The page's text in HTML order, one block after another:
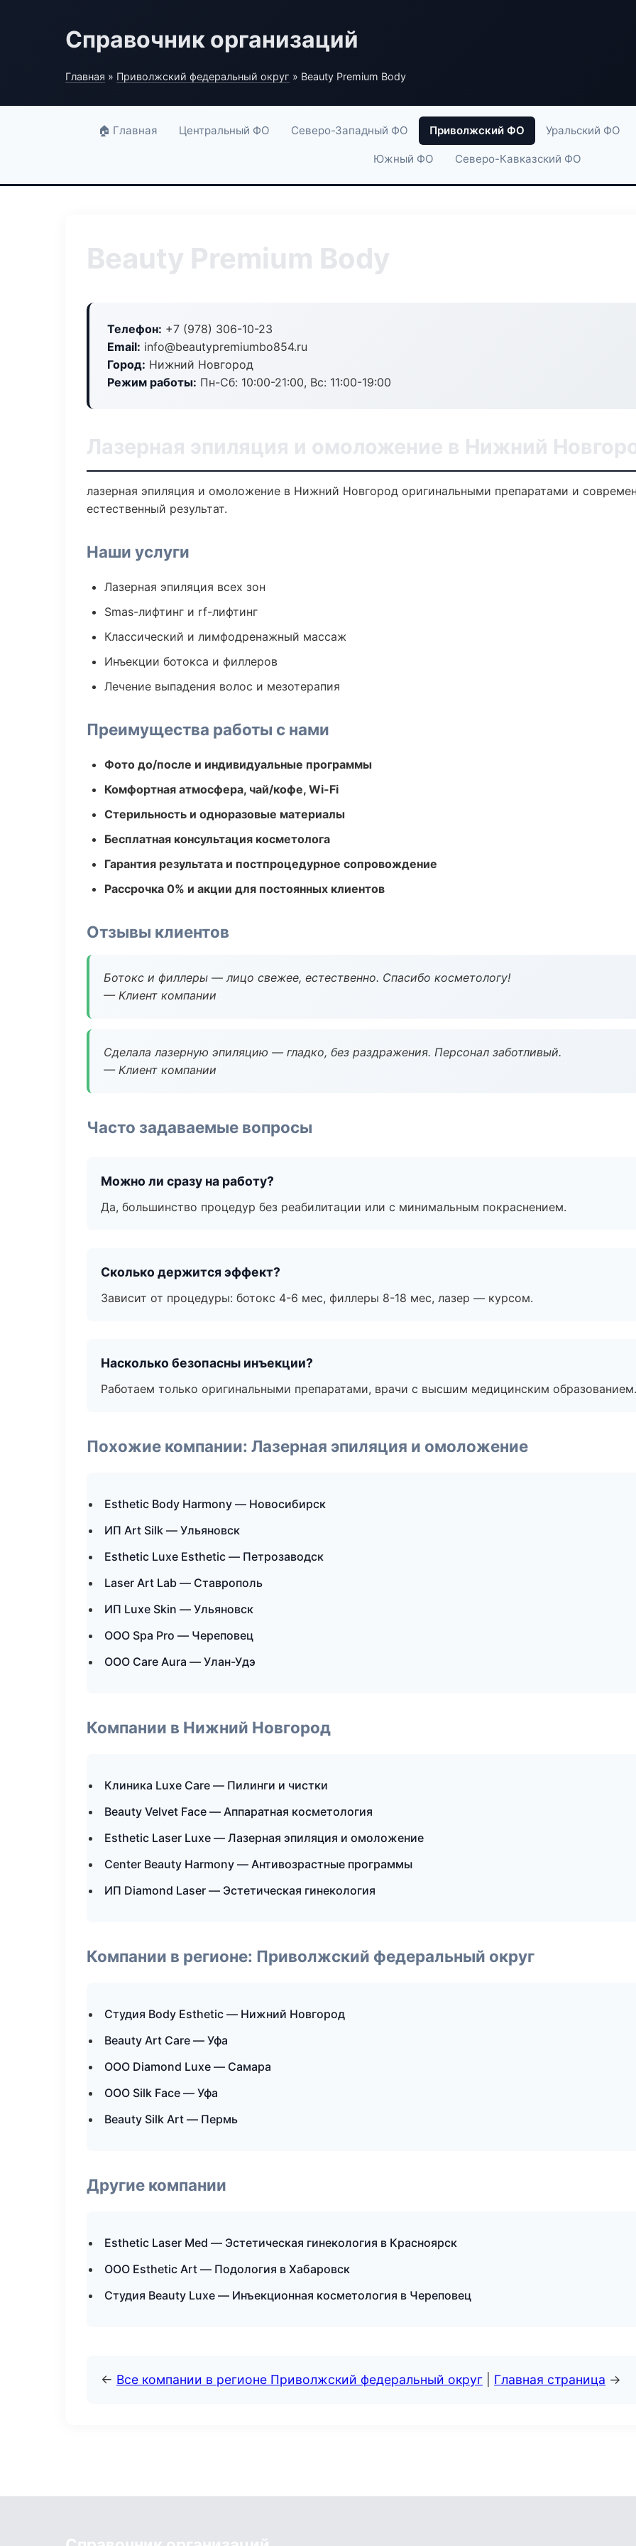
Справочник организаций
Главная » Приволжский федеральный округ » Beauty Premium Body
🏠 Главная Центральный ФО Северо-Западный ФО Приволжский ФО Уральский ФО
Южный ФО Северо-Кавказский ФО
Beauty Premium Body
Телефон: +7 (978) 306-10-23
Email: info@beautypremiumbo854.ru
Город: Нижний Новгород
Режим работы: Пн-Сб: 10:00-21:00, Вс: 11:00-19:00
Лазерная эпиляция и омоложение в Нижний
лазерная эпиляция и омоложение в Нижний Новгород оригинальными препаратами и
естественный результат.
Наши услуги
Лазерная эпиляция всех зон
Smas-лифтинг и rf-лифтинг
Классический и лимфодренажный массаж
Инъекции ботокса и филлеров
Лечение выпадения волос и мезотерапия
Преимущества работы с нами
Фото до/после и индивидуальные программы
Комфортная атмосфера, чай/кофе, Wi-Fi
Стерильность и одноразовые материалы
Бесплатная консультация косметолога
Гарантия результата и постпроцедурное сопровождение
Рассрочка 0% и акции для постоянных клиентов
Отзывы клиентов
Ботокс и филлеры — лицо свежее, естественно. Спасибо косметологу!
— Клиент компании
Сделала лазерную эпиляцию — гладко, без раздражения. Персонал заботливый.
— Клиент компании
Часто задаваемые вопросы
Можно ли сразу на работу?
Да, большинство процедур без реабилитации или с минимальным покраснением.
Сколько держится эффект?
Зависит от процедуры: ботокс 4-6 мес, филлеры 8-18 мес, лазер — курсом.
Насколько безопасны инъекции?
Работаем только оригинальными препаратами, врачи с высшим медицинским образованием.
Похожие компании: Лазерная эпиляция и омоложение
Esthetic Body Harmony — Новосибирск
ИП Art Silk — Ульяновск
Esthetic Luxe Esthetic — Петрозаводск
Laser Art Lab — Ставрополь
ИП Luxe Skin — Ульяновск
ООО Spa Pro — Череповец
ООО Care Aura — Улан-Удэ
Компании в Нижний Новгород
Клиника Luxe Care — Пилинги и чистки
Beauty Velvet Face — Аппаратная косметология
Esthetic Laser Luxe — Лазерная эпиляция и омоложение
Center Beauty Harmony — Антивозрастные программы
ИП Diamond Laser — Эстетическая гинекология
Компании в регионе: Приволжский федеральный округ
Студия Body Esthetic — Нижний Новгород
Beauty Art Care — Уфа
ООО Diamond Luxe — Самара
ООО Silk Face — Уфа
Beauty Silk Art — Пермь
Другие компании
Esthetic Laser Med — Эстетическая гинекология в Красноярск
ООО Esthetic Art — Подология в Хабаровск
Студия Beauty Luxe — Инъекционная косметология в Череповец
← Все компании в регионе Приволжский федеральный округ Главная страница →